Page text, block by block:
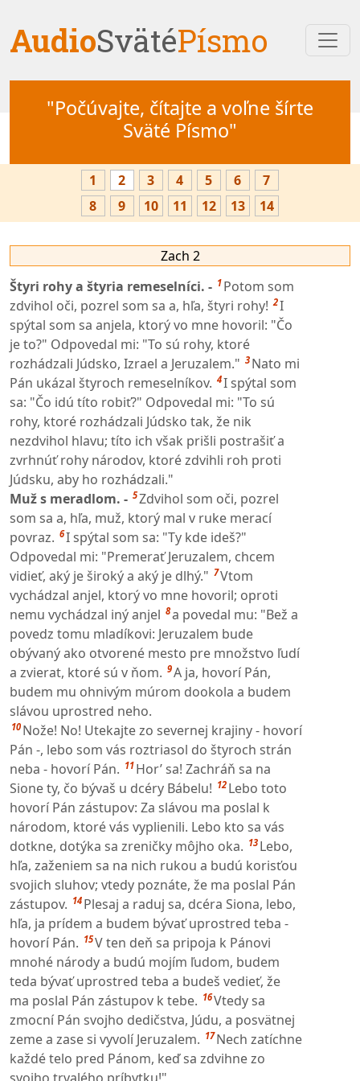
AudioSvätéPísmo
"Počúvajte, čítajte a voľne šírte
Sväté Písmo"
1 2 3 4 5 6
7
8
9 10 11 12 13 14
Zach 2
Štyri rohy a štyria remeselníci. - 1 Potom som
zdvihol oči, pozrel som sa a, hľa, štyri rohy! 2I
spýtal som sa anjela, ktorý vo mne hovoril: "Čo
je to?" Odpovedal mi: "To sú rohy, ktoré
rozhádzali Júdsko, Izrael a Jeruzalem." 3 Nato mi
Pán ukázal štyroch remeselníkov. 4I spýtal som
sa: "Čo idú títo robiť?" Odpovedal mi: "To sú
rohy, ktoré rozhádzali Júdsko tak, že nik
nezdvihol hlavu; títo ich však prišli postrašiť a
zvrhnúť rohy národov, ktoré zdvihli roh proti
Júdsku, aby ho rozhádzali."
Muž s meradlom. - 5Zdvihol som oči, pozrel
som sa a, hľa, muž, ktorý mal v ruke merací
povraz. 6I spýtal som sa: "Ty kde ideš?"
Odpovedal mi: "Premerať Jeruzalem, chcem
vidieť, aký je široký a aký je dlhý." 7Vtom
vychádzal anjel, ktorý vo mne hovoril; oproti
nemu vychádzal iný anjel 8a povedal mu: "Bež a
povedz tomu mladíkovi: Jeruzalem bude
obývaný ako otvorené mesto pre množstvo ľudí
a zvierat, ktoré sú v ňom. 9A ja, hovorí Pán,
budem mu ohnivým múrom dookola a budem
slávou uprostred neho.
10 Nože! No! Utekajte zo severnej krajiny - hovorí
Pán -, lebo som vás roztriasol do štyroch strán
neba - hovorí Pán. 11 Hor’ sa! Zachráň sa na
Sione ty, čo bývaš u dcéry Bábelu! 12 Lebo toto
hovorí Pán zástupov: Za slávou ma poslal k
národom, ktoré vás vyplienili. Lebo kto sa vás
dotkne, dotýka sa zreničky môjho oka. 13 Lebo,
hľa, zaženiem sa na nich rukou a budú korisťou
svojich sluhov; vtedy poznáte, že ma poslal Pán
zástupov. 14 Plesaj a raduj sa, dcéra Siona, lebo,
hľa, ja prídem a budem bývať uprostred teba -
hovorí Pán. 15V ten deň sa pripoja k Pánovi
mnohé národy a budú mojím ľudom, budem
teda bývať uprostred teba a budeš vedieť, že
ma poslal Pán zástupov k tebe. 16Vtedy sa
zmocní Pán svojho dedičstva, Júdu, a posvätnej
zeme a zase si vyvolí Jeruzalem. 17 Nech zatíchne
každé telo pred Pánom, keď sa zdvihne zo
svojho trvalého príbytku!"